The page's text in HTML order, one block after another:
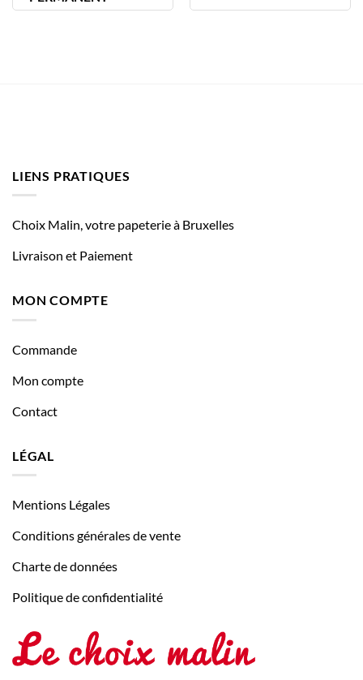
LIENS PRATIQUES
Choix Malin, votre papeterie à Bruxelles
Livraison et Paiement
MON COMPTE
Commande
Mon compte
Contact
LÉGAL
Mentions Légales
Conditions générales de vente
Charte de données
Politique de confidentialité